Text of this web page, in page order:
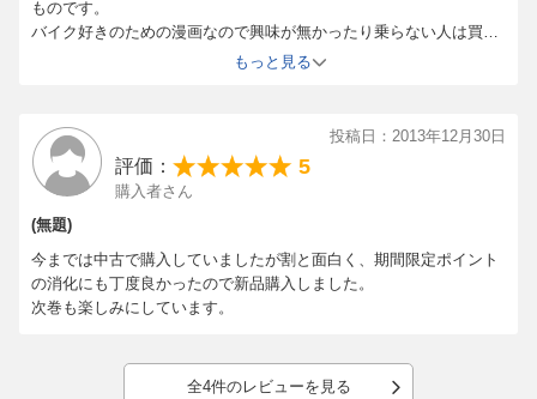
ものです。
バイク好きのための漫画なので興味が無かったり乗らない人は買わ
もっと見る
投稿日：2013年12月30日
評価： 5
購入者さん
(無題)
今までは中古で購入していましたが割と面白く、期間限定ポイント
の消化にも丁度良かったので新品購入しました。
次巻も楽しみにしています。
全4件のレビューを見る